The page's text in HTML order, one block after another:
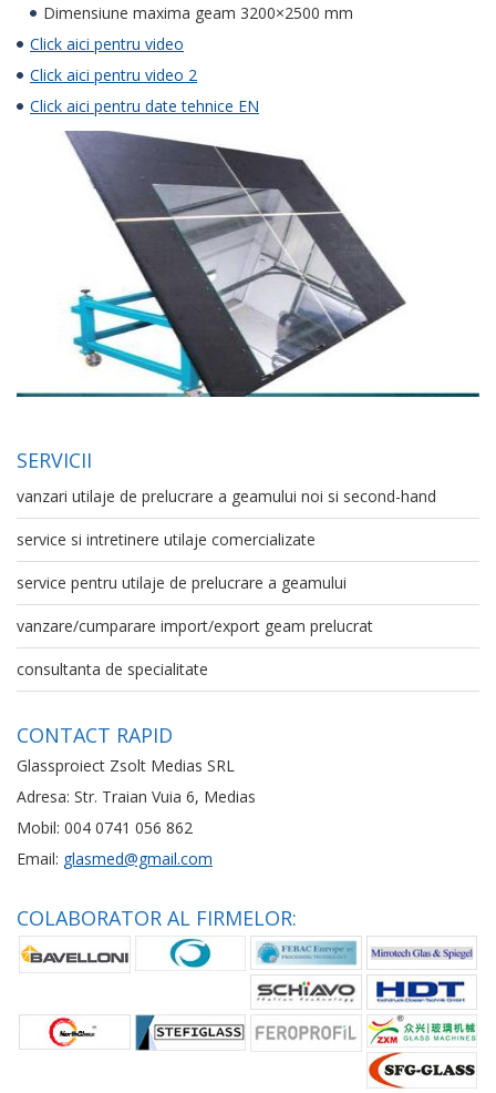
Dimensiune maxima geam 3200×2500 mm
Click aici pentru video
Click aici pentru video 2
Click aici pentru date tehnice EN
SERVICII
vanzari utilaje de prelucrare a geamului noi si second-hand
service si intretinere utilaje comercializate
service pentru utilaje de prelucrare a geamului
vanzare/cumparare import/export geam prelucrat
consultanta de specialitate
CONTACT RAPID
Glassproiect Zsolt Medias SRL
Adresa: Str. Traian Vuia 6, Medias
Mobil: 004 0741 056 862
Email: glasmed@gmail.com
COLABORATOR AL FIRMELOR: